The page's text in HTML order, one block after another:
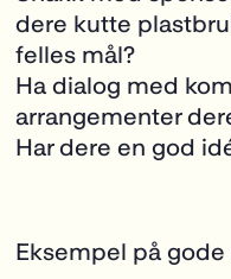
dere kutte
felles mål?
Ha dialog med
arrangementer
Har dere en god
Eksempel på